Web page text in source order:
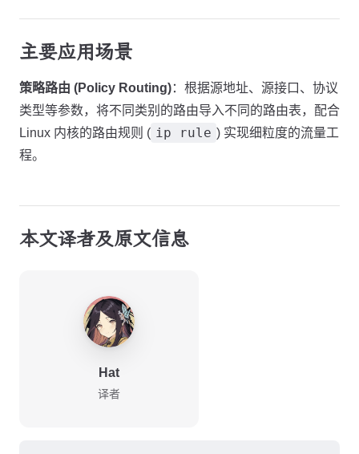
主要应用场景
策略路由 (Policy Routing)：根据源地址、源接口、协议
类型等参数，将不同类别的路由导入不同的路由表，配合
Linux 内核的路由规则 ( ip rule ) 实现细粒度的流量工
程。
本文译者及原文信息
Hat
译者